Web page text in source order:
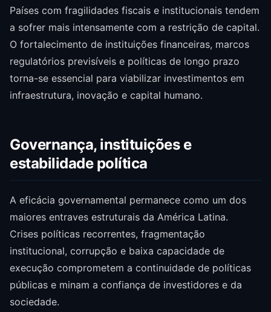
Países com fragilidades fiscais e institucionais tendem
a sofrer mais intensamente com a restrição de capital.
O fortalecimento de instituições financeiras, marcos
regulatórios previsíveis e políticas de longo prazo
torna-se essencial para viabilizar investimentos em
infraestrutura, inovação e capital humano.
Governança, instituições e
estabilidade política
A eficácia governamental permanece como um dos
maiores entraves estruturais da América Latina.
Crises políticas recorrentes, fragmentação
institucional, corrupção e baixa capacidade de
execução comprometem a continuidade de políticas
públicas e minam a confiança de investidores e da
sociedade.